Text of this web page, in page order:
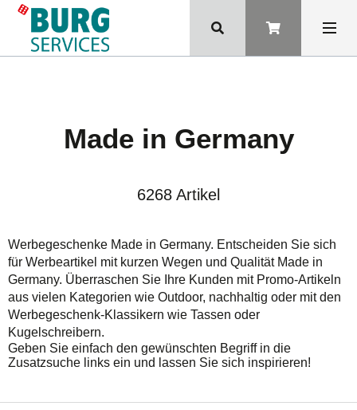
Made in Germany
6268 Artikel
Werbegeschenke Made in Germany. Entscheiden Sie sich
für Werbeartikel mit kurzen Wegen und Qualität Made in
Germany. Überraschen Sie Ihre Kunden mit Promo-Artikeln
aus vielen Kategorien wie Outdoor, nachhaltig oder mit den
Werbegeschenk-Klassikern wie Tassen oder
Kugelschreibern.
Geben Sie einfach den gewünschten Begriff in die
Zusatzsuche links ein und lassen Sie sich inspirieren!